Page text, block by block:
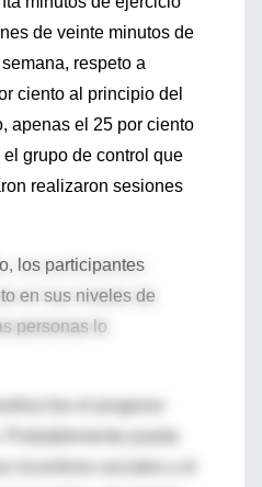
de veinte minutos de
respeto a
ciento al principio del
apenas el 25 por ciento
grupo de control que
realizaron sesiones
los participantes
en sus niveles de
personas lo
fue el progreso